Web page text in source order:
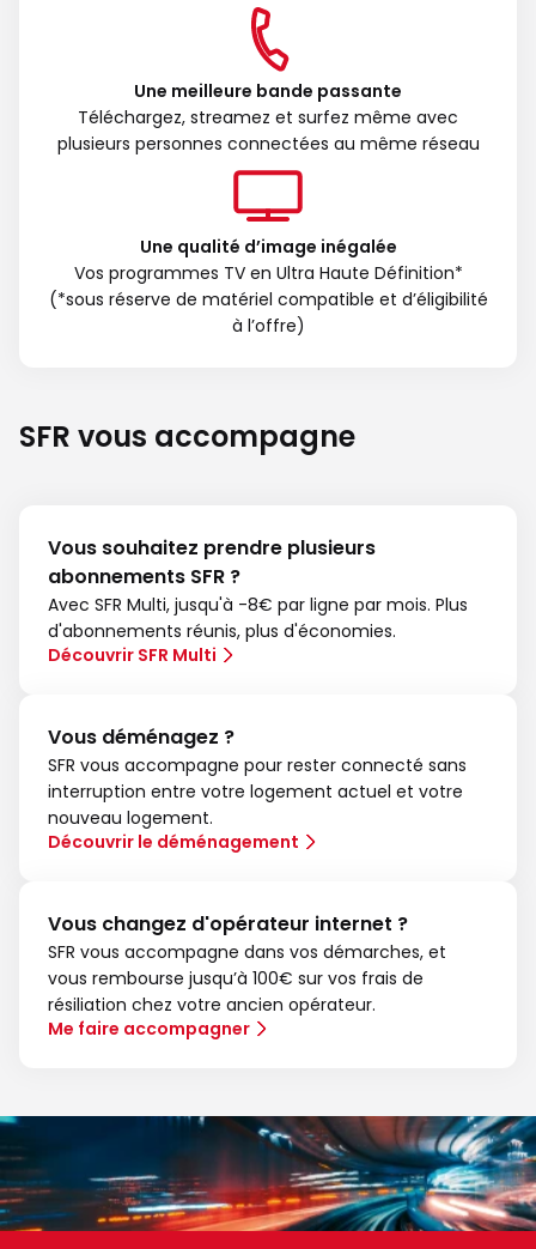
Une meilleure bande passante
Téléchargez, streamez et surfez même avec
plusieurs personnes connectées au même réseau
Une qualité d’image inégalée
Vos programmes TV en Ultra Haute Définition*
(*sous réserve de matériel compatible et d’éligibilité
à l’offre)
SFR vous accompagne
Vous souhaitez prendre plusieurs
abonnements SFR ?
Avec SFR Multi, jusqu'à -8€ par ligne par mois. Plus
d'abonnements réunis, plus d'économies.
Découvrir SFR Multi
Vous déménagez ?
SFR vous accompagne pour rester connecté sans
interruption entre votre logement actuel et votre
nouveau logement.
Découvrir le déménagement
Vous changez d'opérateur internet ?
SFR vous accompagne dans vos démarches, et
vous rembourse jusqu’à 100€ sur vos frais de
résiliation chez votre ancien opérateur.
Me faire accompagner